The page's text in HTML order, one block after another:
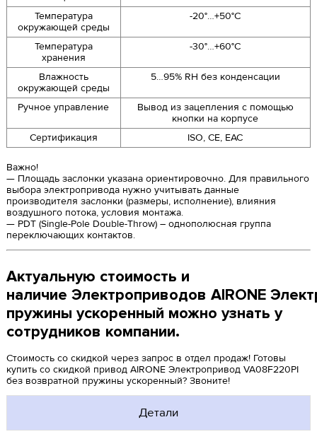
Температура
окружающей среды
-20°…+50°C
Температура
хранения
-30°…+60°C
Влажность
окружающей среды
5…95% RH без конденсации
Ручное управление
Вывод из зацепления с помощью
кнопки на корпусе
Сертификация
ISO, CE, EAC
Важно!
— Площадь заслонки указана ориентировочно. Для правильного
выбора электропривода нужно учитывать данные
производителя заслонки (размеры, исполнение), влияния
воздушного потока, условия монтажа.
— PDT (Single-Pole Double-Throw) – однополюсная группа
переключающих контактов.
Актуальную стоимость и
наличие Электроприводов AIRONE
пружины ускоренный можно узнать у
сотрудников компании.
Стоимость со скидкой через запрос в отдел продаж! Готовы
купить со скидкой привод AIRONE Электропривод VA08F220PI
без возвратной пружины ускоренный? Звоните!
Детали